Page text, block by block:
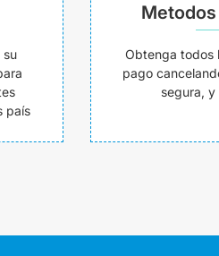
su
país
Obtenga todos
pago
segura,